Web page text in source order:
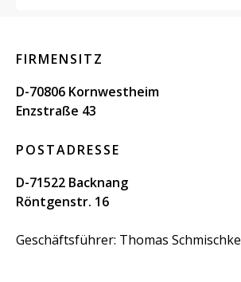
FIRMENSITZ
D-70806 Kornwestheim
Enzstraße 43
POSTADRESSE
D-71522 Backnang
Röntgenstr. 16
Geschäftsführer: Thomas Schmischke